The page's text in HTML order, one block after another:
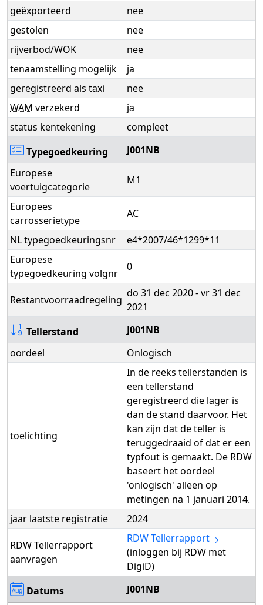
geëxporteerd
nee
gestolen
nee
rijverbod/WOK
nee
tenaamstelling mogelijk
ja
geregistreerd als taxi
nee
WAM verzekerd
ja
status kentekening
compleet
Typegoedkeuring
J001NB
Europese
voertuigcategorie
M1
Europees
carrosserietype
AC
NL typegoedkeuringsnr
e4*2007/46*1299*11
Europese
typegoedkeuring volgnr
0
Restantvoorraadregeling
do 31 dec 2020 - vr 31 dec
2021
Tellerstand
J001NB
oordeel
Onlogisch
toelichting
In de reeks tellerstanden is
een tellerstand
geregistreerd die lager is
dan de stand daarvoor. Het
kan zijn dat de teller is
teruggedraaid of dat er een
typfout is gemaakt. De RDW
baseert het oordeel
'onlogisch' alleen op
metingen na 1 januari 2014.
jaar laatste registratie
2024
RDW Tellerrapport
aanvragen
RDW Tellerrapport
(inloggen bij RDW met
DigiD)
Datums
J001NB